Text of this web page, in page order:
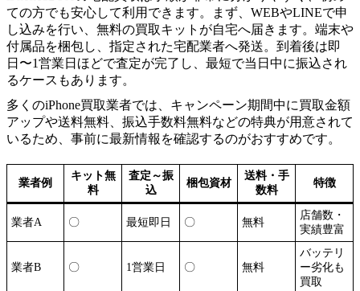
ての方でも安心して利用できます。まず、WEBやLINEで申
し込みを行い、無料の買取キットが自宅へ届きます。端末や
付属品を梱包し、指定された宅配業者へ発送。到着後は即
日〜1営業日ほどで査定が完了し、最短で当日中に振込され
るケースもあります。
多くのiPhone買取業者では、キャンペーン期間中に買取金額
アップや送料無料、振込手数料無料などの特典が用意されて
いるため、事前に最新情報を確認するのがおすすめです。
業者例
キット無
料
査定～振
込
梱包資材
送料・手
数料
特徴
業者A 〇 最短即日 〇 無料
店舗数・
実績豊富
業者B 〇 1営業日 〇 無料
バッテリ
ー劣化も
買取